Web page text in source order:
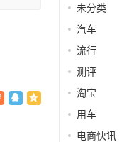
未分类
汽车
流行
测评
淘宝
用车
电商快讯